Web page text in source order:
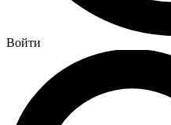
Войти